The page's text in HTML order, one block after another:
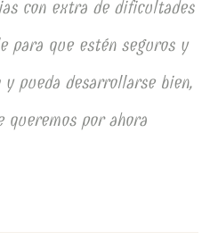
con extra de dificultades
para que estén seguros y
pueda desarrollarse bien,
queremos por ahora